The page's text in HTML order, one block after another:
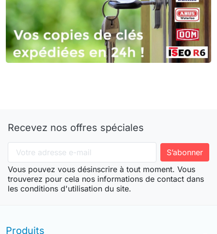
Recevez nos offres spéciales
Vous pouvez vous désinscrire à tout moment. Vous
trouverez pour cela nos informations de contact dans
les conditions d'utilisation du site.
Produits